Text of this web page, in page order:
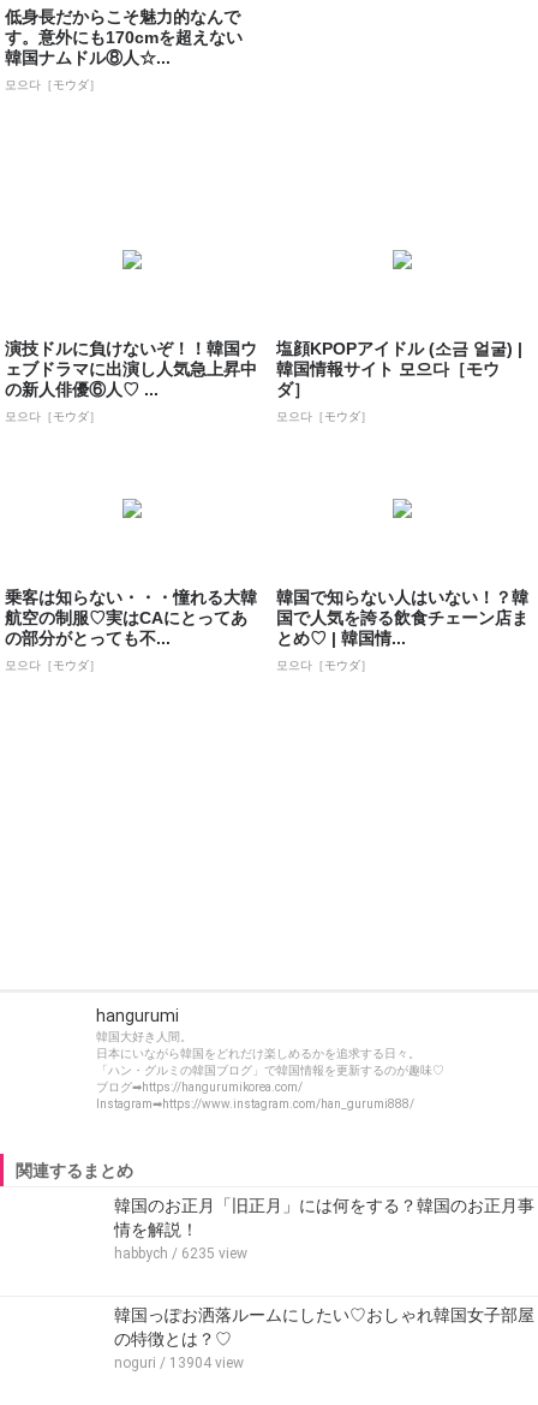
低身長だからこそ魅力的なんで
す。意外にも170cmを超えない
韓国ナムドル⑧人☆...
모으다［モウダ］
演技ドルに負けないぞ！！韓国ウ
ェブドラマに出演し人気急上昇中
の新人俳優⑥人♡ ...
모으다［モウダ］
塩顔KPOPアイドル (소금 얼굴) |
韓国情報サイト 모으다［モウ
ダ］
모으다［モウダ］
乗客は知らない・・・憧れる大韓
航空の制服♡実はCAにとってあ
の部分がとっても不...
모으다［モウダ］
韓国で知らない人はいない！？韓
国で人気を誇る飲食チェーン店ま
とめ♡ | 韓国情...
모으다［モウダ］
hangurumi
韓国大好き人間。
日本にいながら韓国をどれだけ楽しめるかを追求する日々。
「ハン・グルミの韓国ブログ」で韓国情報を更新するのが趣味♡
ブログ➡https://hangurumikorea.com/
Instagram➡https://www.instagram.com/han_gurumi888/
関連するまとめ
韓国のお正月「旧正月」には何をする？韓国のお正月事
情を解説！
habbych / 6235 view
韓国っぽお洒落ルームにしたい♡おしゃれ韓国女子部屋
の特徴とは？♡
noguri / 13904 view